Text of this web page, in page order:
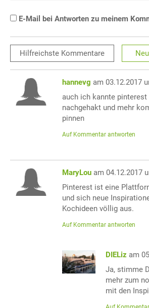
E-Mail bei Antworten zu meinem
Hilfreichste Kommentare
hannevg am 03.12.2017
auch ich kannte
nachgehakt und mehr
pinnen
Auf Kommentar antworten
MaryLou am 04.12.2017
Pinterest ist eine
und sich neue
Kochideen völlig aus.
Auf Kommentar antworten
DIELiz am
Ja, stimme
mehr zum
mit den